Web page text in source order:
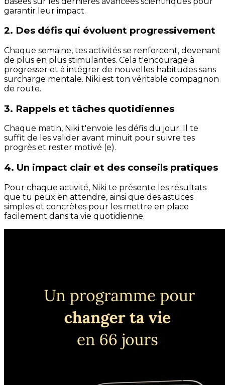
garantir leur impact.
2. Des défis qui évoluent progressivement
Chaque semaine, tes activités se renforcent, devenant
de plus en plus stimulantes. Cela t'encourage à
progresser et à intégrer de nouvelles habitudes sans
surcharge mentale. Niki est ton véritable compagnon
de route.
3. Rappels et tâches quotidiennes
Chaque matin, Niki t'envoie les défis du jour. Il te
suffit de les valider avant minuit pour suivre tes
progrès et rester motivé (e).
4. Un impact clair et des conseils pratiques
Pour chaque activité, Niki te présente les résultats
que tu peux en attendre, ainsi que des astuces
simples et concrètes pour les mettre en place
facilement dans ta vie quotidienne.